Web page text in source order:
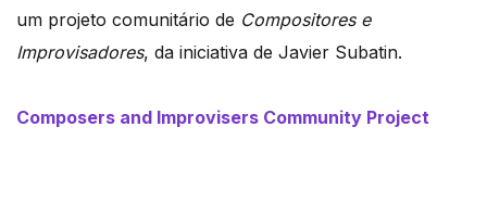
um projeto comunitário de Compositores e
Improvisadores, da iniciativa de Javier Subatin.
Composers and Improvisers Community Project